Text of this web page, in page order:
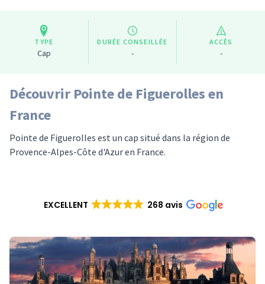
TYPE
Cap
DURÉE CONSEILLÉE
-
ACCÈS
-
Découvrir Pointe de Figuerolles en
France
Pointe de Figuerolles est un cap situé dans la région de
Provence-Alpes-Côte d'Azur en France.
EXCELLENT 268 avis